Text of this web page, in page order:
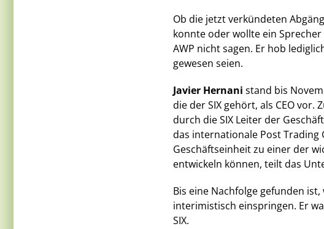
Ob die jetzt verkündeten
konnte oder wollte ein
AWP nicht sagen. Er hob
gewesen seien.
Javier Hernani stand bis
die der SIX gehört, als CEO vor.
durch die SIX Leiter der
das internationale Post Trading
Geschäftseinheit zu einer der
entwickeln können, teilt das
Bis eine Nachfolge gefunden ist,
interimistisch einspringen. Er
SIX.